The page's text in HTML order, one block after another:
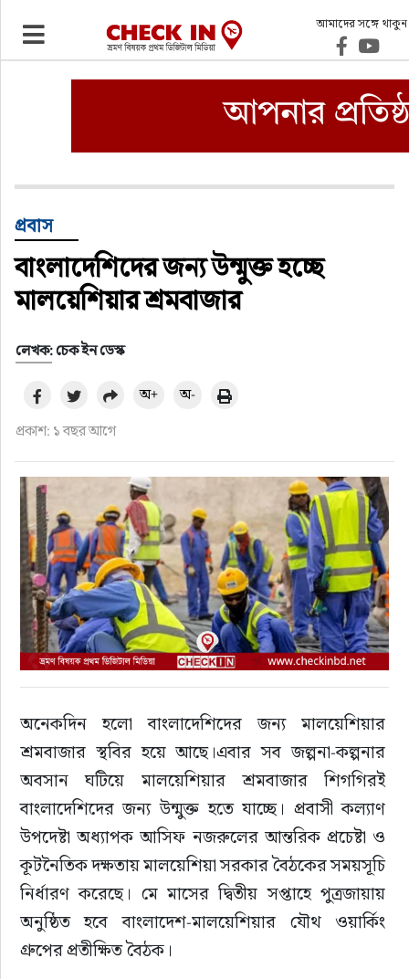
আমাদের সঙ্গে থাকুন
ভ্রমণ
ওটিএ
হোটেল-মোটেল-রিসোর্ট
বিদেশযাত্রা
প্রবাস
ফুড
হজ-ওমরাহ
ভিডিও
আরও
প্রবাস
বাংলাদেশিদের জন্য উন্মুক্ত হচ্ছে
মালয়েশিয়ার শ্রমবাজার
লেখক: চেক ইন ডেস্ক
প্রকাশ: ১ বছর আগে
অ+ অ-
অনেকদিন হলো বাংলাদেশিদের জন্য মালয়েশিয়ার
শ্রমবাজার স্থবির হয়ে আছে।এবার সব জল্পনা-কল্পনার
অবসান ঘটিয়ে মালয়েশিয়ার শ্রমবাজার শিগগিরই
বাংলাদেশিদের জন্য উন্মুক্ত হতে যাচ্ছে। প্রবাসী কল্যাণ
উপদেষ্টা অধ্যাপক আসিফ নজরুলের আন্তরিক প্রচেষ্টা ও
কূটনৈতিক দক্ষতায় মালয়েশিয়া সরকার বৈঠকের সময়সূচি
নির্ধারণ করেছে। মে মাসের দ্বিতীয় সপ্তাহে পুত্রজায়ায়
অনুষ্ঠিত হবে বাংলাদেশ-মালয়েশিয়ার যৌথ ওয়ার্কিং
গ্রুপের প্রতীক্ষিত বৈঠক।